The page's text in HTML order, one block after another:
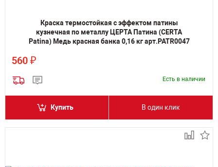
Краска термостойкая с эффектом патины
кузнечная по металлу ЦЕРТА Патина (CERTA
Patina) Медь красная банка 0,16 кг арт.PATR0047
560 ₽
Есть в наличии
Купить В один клик